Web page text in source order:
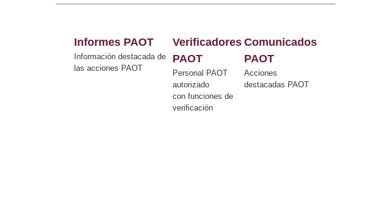
Informes PAOT
Información destacada de
las acciones PAOT
Verificadores
PAOT
Personal PAOT
autorizado
con funciones de
verificación
Comunicados
PAOT
Acciones
destacadas PAOT